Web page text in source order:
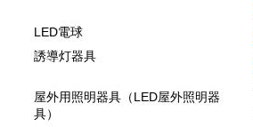
LED電球
誘導灯器具
屋外用照明器具（LED屋外照明器
具）